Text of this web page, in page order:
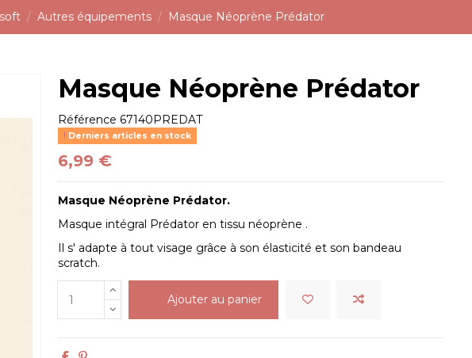
Autres équipements Masque Néoprène Prédator
Masque Néoprène Prédator
Référence 67140PREDAT
Derniers articles en stock
6,99 €
Masque Néoprène Prédator.
Masque intégral Prédator en tissu néoprène .
Il s' adapte à tout visage grâce à son élasticité et son bandeau
scratch.
Ajouter au panier